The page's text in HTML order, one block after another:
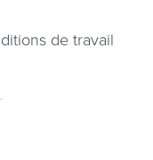
de travail